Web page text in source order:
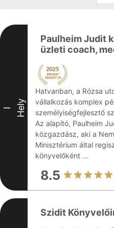
I Hely
Paulheim Judit
üzleti coach,
Hatvanban, a Rózsa
vállalkozás komplex
személyiségfejlesztő
Az alapító, Paulheim
közgazdász, aki a
Minisztérium által
könyvelőként ...
8.5
Szidit